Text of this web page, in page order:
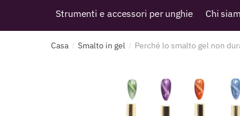
Strumenti e accessori per unghie Chi
Casa / Smalto in gel / Perché lo smalto gel non